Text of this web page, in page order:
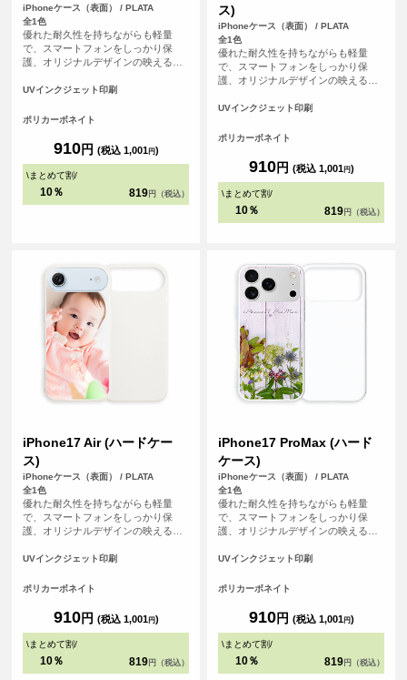
iPhoneケース（表面） / PLATA
全1色
優れた耐久性を持ちながらも軽量
で、スマートフォンをしっかり保
護、オリジナルデザインの映えるオ
す。
UVインクジェット印刷
ポリカーボネイト
910円 (税込 1,001円)
\まとめて割/
10％ 819 円（税込）
ス)
iPhoneケース（表面） / PLATA
全1色
優れた耐久性を持ちながらも軽量
で、スマートフォンをしっかり保
護、オリジナルデザインの映えるオ
す。
UVインクジェット印刷
ポリカーボネイト
910円 (税込 1,001円)
\まとめて割/
10％ 819 円（税込）
iPhone17 Air (ハードケー
ス)
iPhoneケース（表面） / PLATA
全1色
優れた耐久性を持ちながらも軽量
で、スマートフォンをしっかり保
護、オリジナルデザインの映えるオ
す。
UVインクジェット印刷
ポリカーボネイト
910円 (税込 1,001円)
\まとめて割/
10％ 819 円（税込）
iPhone17 ProMax (ハード
ケース)
iPhoneケース（表面） / PLATA
全1色
優れた耐久性を持ちながらも軽量
で、スマートフォンをしっかり保
護、オリジナルデザインの映えるオ
す。
UVインクジェット印刷
ポリカーボネイト
910円 (税込 1,001円)
\まとめて割/
10％ 819 円（税込）